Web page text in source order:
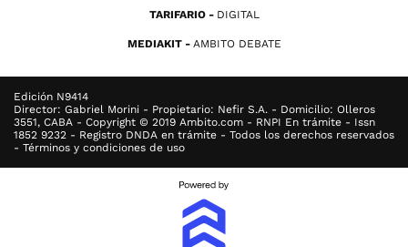
TARIFARIO DIGITAL
MEDIAKIT AMBITO DEBATE
Edición N9414
Director: Gabriel Morini - Propietario: Nefir S.A. - Domicilio: Olleros
3551, CABA - Copyright © 2019 Ambito.com - RNPI En trámite - Issn
1852 9232 - Registro DNDA en trámite - Todos los derechos reservados
- Términos y condiciones de uso